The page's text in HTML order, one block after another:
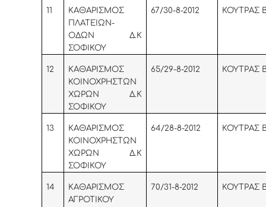
11
ΚΑΘΑΡΙΣΜΟΣ
ΠΛΑΤΕΙΩΝ-
ΟΔΩΝ Δ.Κ
ΣΟΦΙΚΟΥ
67/30-8-2012 ΚΟΥΤΡΑΣ
12
ΚΑΘΑΡΙΣΜΟΣ
ΚΟΙΝΟΧΡΗΣΤΩΝ
ΧΩΡΩΝ Δ.Κ
ΣΟΦΙΚΟΥ
65/29-8-2012 ΚΟΥΤΡΑΣ
13
ΚΑΘΑΡΙΣΜΟΣ
ΚΟΙΝΟΧΡΗΣΤΩΝ
ΧΩΡΩΝ Δ.Κ
ΣΟΦΙΚΟΥ
64/28-8-2012 ΚΟΥΤΡΑΣ
14
ΚΑΘΑΡΙΣΜΟΣ
ΑΓΡΟΤΙΚΟΥ
70/31-8-2012 ΚΟΥΤΡΑΣ